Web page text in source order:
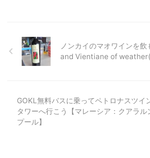
ノンカイのマオワインを
and Vientiane of
GOKL無料バスに乗ってペトロナスツイ
タワーへ行こう【マレーシア：クアラル
プール】